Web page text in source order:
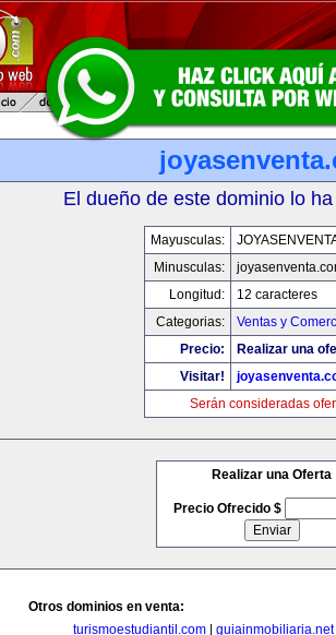
El dueño de este dominio lo
Mayusculas:
Minusculas:
Longitud:
12 caracteres
Categorias:
Ventas y
Precio:
Realizar una
Visitar!
Serán consideradas
Realizar una Oferta
Precio Ofrecido $
Otros dominios en venta:
turismoestudiantil.com| guiainmobiliaria.net